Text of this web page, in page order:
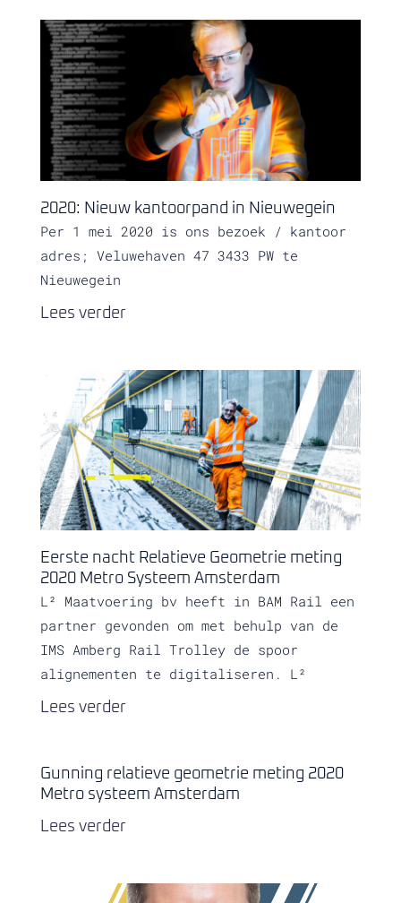
2020: Nieuw kantoorpand in Nieuwegein
Per 1 mei 2020 is ons bezoek / kantoor
adres; Veluwehaven 47 3433 PW te
Nieuwegein
Lees verder
Eerste nacht Relatieve Geometrie meting
2020 Metro Systeem Amsterdam
L² Maatvoering bv heeft in BAM Rail een
partner gevonden om met behulp van de
IMS Amberg Rail Trolley de spoor
alignementen te digitaliseren. L²
Lees verder
Gunning relatieve geometrie meting 2020
Metro systeem Amsterdam
Lees verder